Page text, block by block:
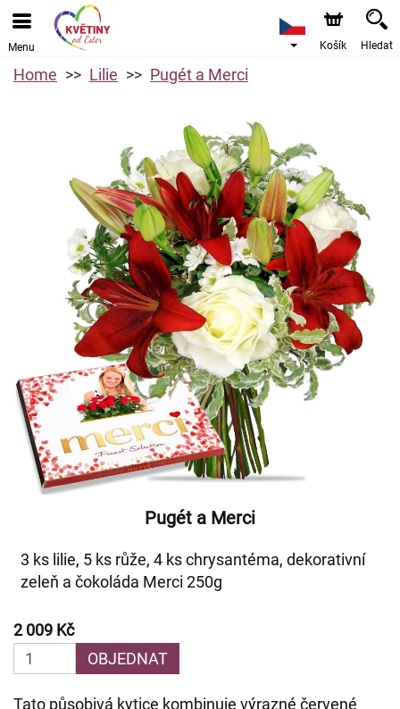
Menu Košík Hledat
Home Lilie Pugét a Merci
Pugét a Merci
3 ks lilie, 5 ks růže, 4 ks chrysantéma, dekorativní
zeleň a čokoláda Merci 250g
2 009 Kč
OBJEDNAT
Tato působivá kytice kombinuje výrazné červené